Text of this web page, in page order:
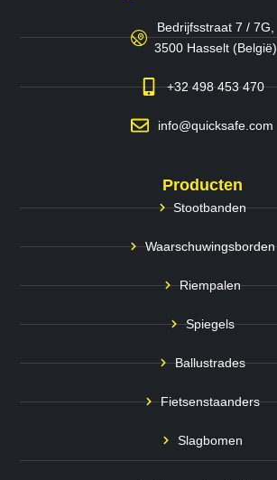
Bedrijfsstraat 7 / 7G,
3500 Hasselt (België)
+32 498 453 470
info@quicksafe.com
Producten
Stootbanden
Waarschuwingsborden
Riempalen
Spiegels
Ballustrades
Fietsenstaanders
Slagbomen